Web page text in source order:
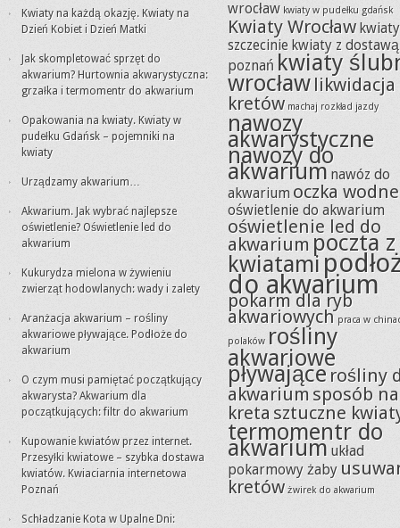
Kwiaty na każdą okazję. Kwiaty na
Dzień Kobiet i Dzień Matki
Jak skompletować sprzęt do
akwarium? Hurtownia akwarystyczna:
grzałka i termomentr do akwarium
Opakowania na kwiaty. Kwiaty w
pudełku Gdańsk – pojemniki na
kwiaty
Urządzamy akwarium…
Akwarium. Jak wybrać najlepsze
oświetlenie? Oświetlenie led do
akwarium
Kukurydza mielona w żywieniu
zwierząt hodowlanych: wady i zalety
Aranżacja akwarium – rośliny
akwariowe pływające. Podłoże do
akwarium
O czym musi pamiętać początkujący
akwarysta? Akwarium dla
początkujących: filtr do akwarium
Kupowanie kwiatów przez internet.
Przesyłki kwiatowe – szybka dostawa
kwiatów. Kwiaciarnia internetowa
Poznań
Schładzanie Kota w Upalne Dni:
wrocław kwiaty w pudełku gdańsk
Kwiaty Wrocław
szczecinie kwiaty z dostawą
poznań kwiaty
wrocław likwidacja
kretów machaj rozkład jazdy
nawozy
akwarystyczne
nawozy do
akwarium nawóz do
akwarium oczka wodne
oświetlenie do akwarium
oświetlenie led do
akwarium poczta z
kwiatami
do akwarium
pokarm dla ryb
akwariowych praca w
polaków rośliny
akwariowe
pływające rośliny
akwarium sposób na
kreta sztuczne
termomentr do
akwarium układ
pokarmowy żaby
kretów żwirek do akwarium